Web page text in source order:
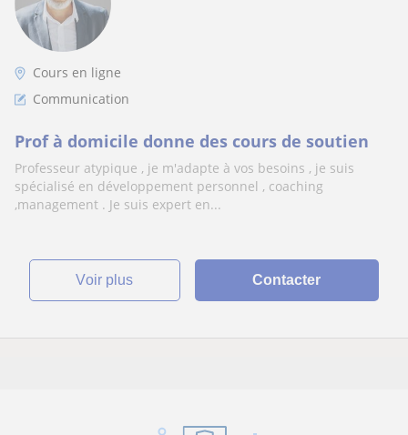
Cours en ligne
Communication
Prof à domicile donne des cours de soutien
Professeur atypique , je m'adapte à vos besoins , je suis
spécialisé en développement personnel , coaching
,management . Je suis expert en...
voir plus Contacter